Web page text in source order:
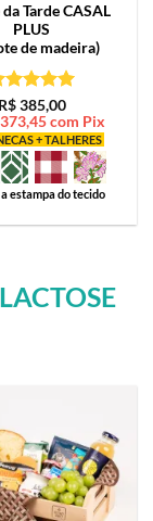
TardeCASAL
PLUS
de madeira)
5
5
R$385,00
373,45com Pix
+ TALHERES
estampa do tecido